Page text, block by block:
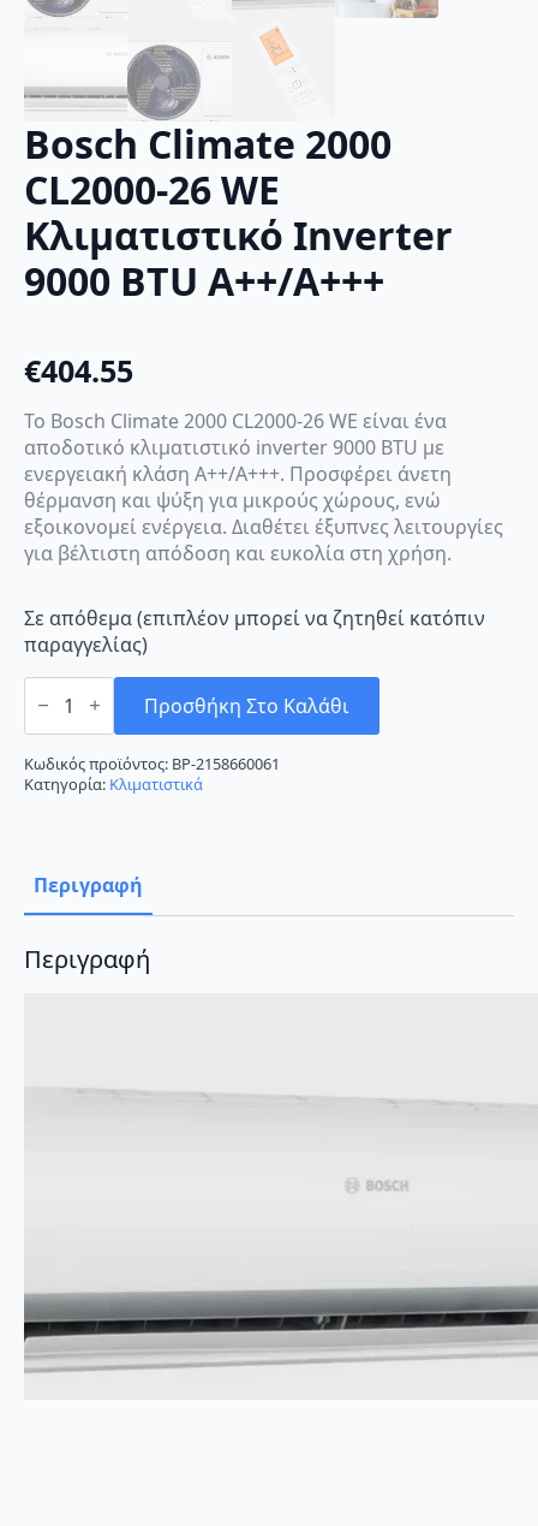
Bosch Climate 2000
CL2000-26 WE
Κλιματιστικό Inverter
9000 BTU A++/A+++
€404.55
Το Bosch Climate 2000 CL2000-26 WE είναι ένα
αποδοτικό κλιματιστικό inverter 9000 BTU με
ενεργειακή κλάση A++/A+++. Προσφέρει άνετη
θέρμανση και ψύξη για μικρούς χώρους, ενώ
εξοικονομεί ενέργεια. Διαθέτει έξυπνες λειτουργίες
για βέλτιστη απόδοση και ευκολία στη χρήση.
Σε απόθεμα (επιπλέον μπορεί να ζητηθεί κατόπιν
παραγγελίας)
Bosch
Climate
CL2000-
26
WE
Κλιματιστικό
A++/A+++
ποσότητα
Προσθήκη Στο Καλάθι
Κωδικός προϊόντος: BP-2158660061
Κατηγορία: Κλιματιστικά
Περιγραφή
Περιγραφή